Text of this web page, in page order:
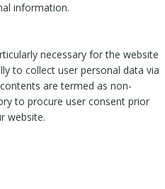
information.
necessary for the website
to collect user personal data via
are termed as non-
to procure user consent prior
website.